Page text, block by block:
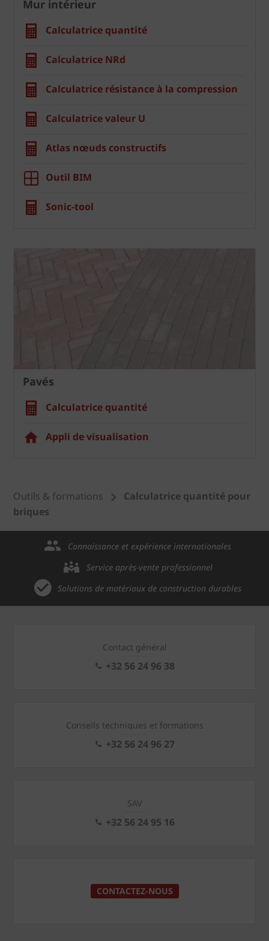
Mur intérieur
Calculatrice quantité
Calculatrice NRd
Calculatrice résistance à la compression
Calculatrice valeur U
Atlas nœuds constructifs
Outil BIM
Sonic-tool
Pavés
Calculatrice quantité
Appli de visualisation
Outils & formations
Calculatrice quantité pour
briques
Connaissance et expérience internationales
Service après-vente professionnel
Solutions de matériaux de construction durables
Contact général
+32 56 24 96 38
Conseils techniques et formations
+32 56 24 96 27
SAV
+32 56 24 95 16
CONTACTEZ-NOUS